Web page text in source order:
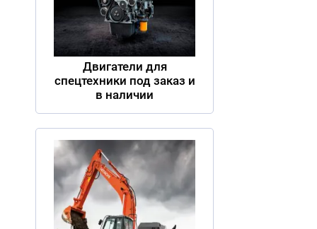
Двигатели для
спецтехники под заказ и
в наличии